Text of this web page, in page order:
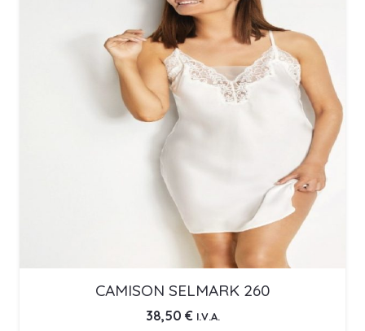
CAMISON SELMARK 260
38,50 € I.V.A.